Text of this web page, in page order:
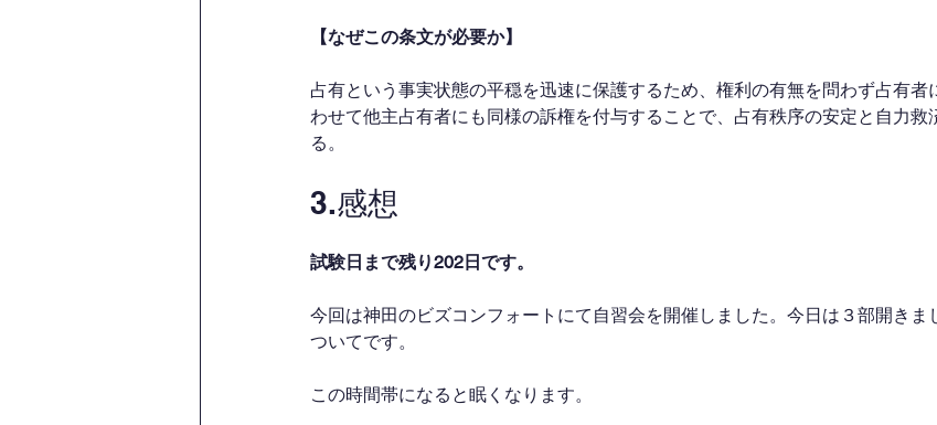
【なぜこの条文が必要か】
占有という事実状態の平穏を迅速に保護するため、権利の有無を問わず占有者
わせて他主占有者にも同様の訴権を付与することで、占有秩序の安定と自力救
る。
3.感想
試験日まで残り202日です。
今回は神田のビズコンフォートにて自習会を開催しました。今日は３部開きま
ついてです。
この時間帯になると眠くなります。